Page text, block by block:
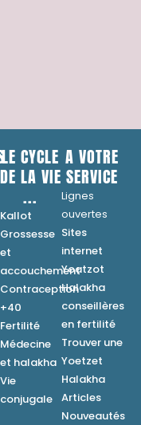
LE CYCLE
DE LA VIE
...
Kallot
Grossesse
et
accouchement
Contraception
+40
Fertilité
Médecine
et halakha
Vie
conjugale
A VOTRE
SERVICE
Lignes
ouvertes
Sites
internet
Yoatzot
Halakha
conseillères
en fertilité
Trouver une
Yoetzet
Halakha
Articles
Nouveautés